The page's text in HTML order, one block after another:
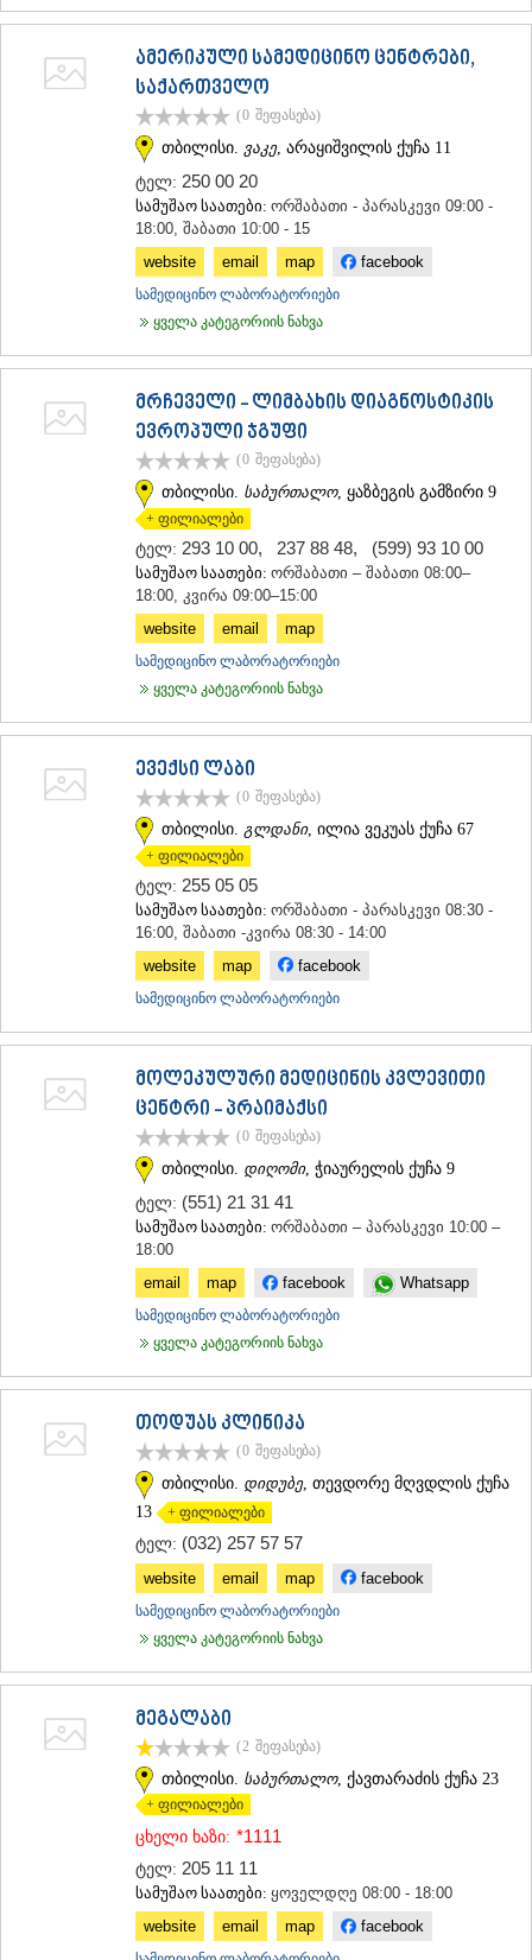
ამერიკული სამედიცინო ცენტრები,
საქართველო
(0 შეფასება)
თბილისი. ვაკე , არაყიშვილის ქუჩა 11
ტელ: 250 00 20
სამუშაო საათები: ორშაბათი - პარასკევი 09:00 -
18:00, შაბათი 10:00 - 15
website
email map facebook
სამედიცინო ლაბორატორიები
ყველა კატეგორიის ნახვა
მრჩეველი - ლიმბახის დიაგნოსტიკის
ევროპული ჯგუფი
(0 შეფასება)
თბილისი. საბურთალო, ყაზბეგის გამზირი 9
+ ფილიალები
ტელ: 293 10 00, 237 88 48, (599) 93 10 00
სამუშაო საათები: ორშაბათი – შაბათი 08:00–
18:00, კვირა 09:00–15:00
website
email map
სამედიცინო ლაბორატორიები
ყველა კატეგორიის ნახვა
ევექსი ლაბი
(0 შეფასება)
თბილისი. გლდანი, ილია ვეკუას ქუჩა 67
+ ფილიალები
ტელ: 255 05 05
სამუშაო საათები: ორშაბათი - პარასკევი 08:30 -
16:00, შაბათი -კვირა 08:30 - 14:00
website
map facebook
სამედიცინო ლაბორატორიები
მოლეკულური მედიცინის კვლევითი
ცენტრი - პრაიმაქსი
(0 შეფასება)
თბილისი. დიღომი, ჭიაურელის ქუჩა 9
ტელ: (551) 21 31 41
სამუშაო საათები: ორშაბათი – პარასკევი 10:00 –
18:00
email
map facebook Whatsapp
სამედიცინო ლაბორატორიები
ყველა კატეგორიის ნახვა
თოდუას კლინიკა
(0 შეფასება)
თბილისი. დიდუბე , თევდორე მღვდლის ქუჩა
13 + ფილიალები
ტელ: (032) 257 57 57
website email map facebook
სამედიცინო ლაბორატორიები
ყველა კატეგორიის ნახვა
მეგალაბი
(2 შეფასება)
თბილისი. საბურთალო, ქავთარაძის ქუჩა 23
+ ფილიალები
ცხელი ხაზი: *1111
ტელ: 205 11 11
სამუშაო საათები: ყოველდღე 08:00 - 18:00
website
email map facebook